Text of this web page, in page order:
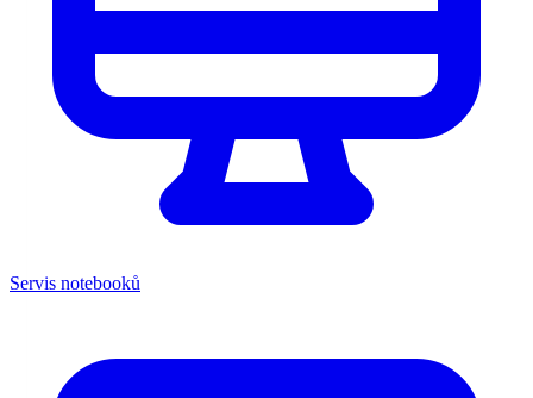
Servis notebooků